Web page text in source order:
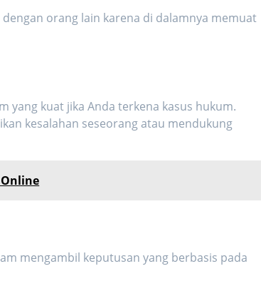
orang lain karena di dalamnya memuat
yang kuat jika Anda terkena kasus hukum.
kesalahan seseorang atau mendukung
Online
mengambil keputusan yang berbasis pada